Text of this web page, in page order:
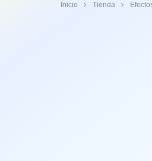
Inicio Tienda